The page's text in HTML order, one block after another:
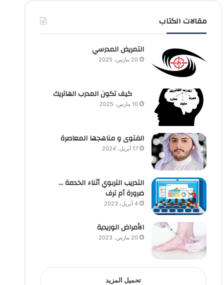
مقالات الكتاب
التمريض المدرسي
20 مارس، 2025
كيف تكون المدرب الهاتريك
10 مارس، 2025
الفتوى و مناهجها المعاصرة
17 أبريل، 2024
التدريب التربوي أثناء الخدمة …
ضرورة أم ترف
4 أبريل، 2023
الأمراض الوريدية
20 مارس، 2023
تحميل المزيد